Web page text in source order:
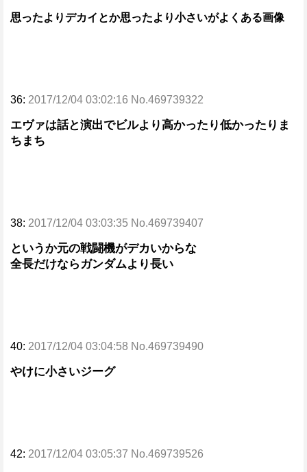
思ったよりデカイとか思ったより小さいがよくある画像
36: 2017/12/04 03:02:16 No.469739322
エヴァは話と演出でビルより高かったり低かったりま
ちまち
38: 2017/12/04 03:03:35 No.469739407
というか元の戦闘機がデカいからな
全長だけならガンダムより長い
40: 2017/12/04 03:04:58 No.469739490
やけに小さいジーグ
42: 2017/12/04 03:05:37 No.469739526